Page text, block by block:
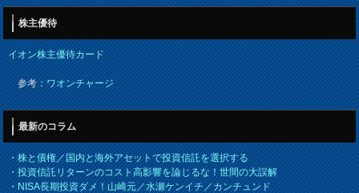
株主優待
イオン株主優待カード
参考：ワオンチャージ
最新のコラム
・株と債権／国内と海外アセットで投資信託を選択する
・投資信託リターンのコスト高影響を論じるな！世間の大誤解
・NISA長期投資ダメ！山崎元／水瀬ケンイチ／カンチュンド